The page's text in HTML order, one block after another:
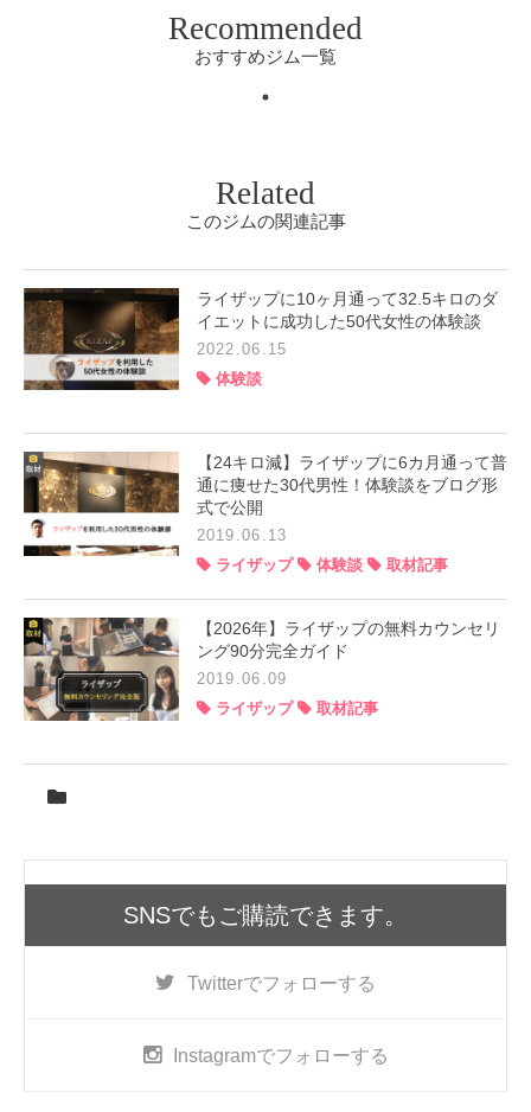
Recommended
おすすめジム一覧
Related
このジムの関連記事
ライザップに10ヶ月通って32.5キロのダ
イエットに成功した50代女性の体験談
2022.06.15
体験談
【24キロ減】ライザップに6カ月通って普
通に痩せた30代男性！体験談をブログ形
式で公開
2019.06.13
ライザップ
体験談 取材記事
【2026年】ライザップの無料カウンセリ
ング90分完全ガイド
2019.06.09
ライザップ
取材記事
SNSでもご購読できます。
Twitterでフォローする
Instagramでフォローする